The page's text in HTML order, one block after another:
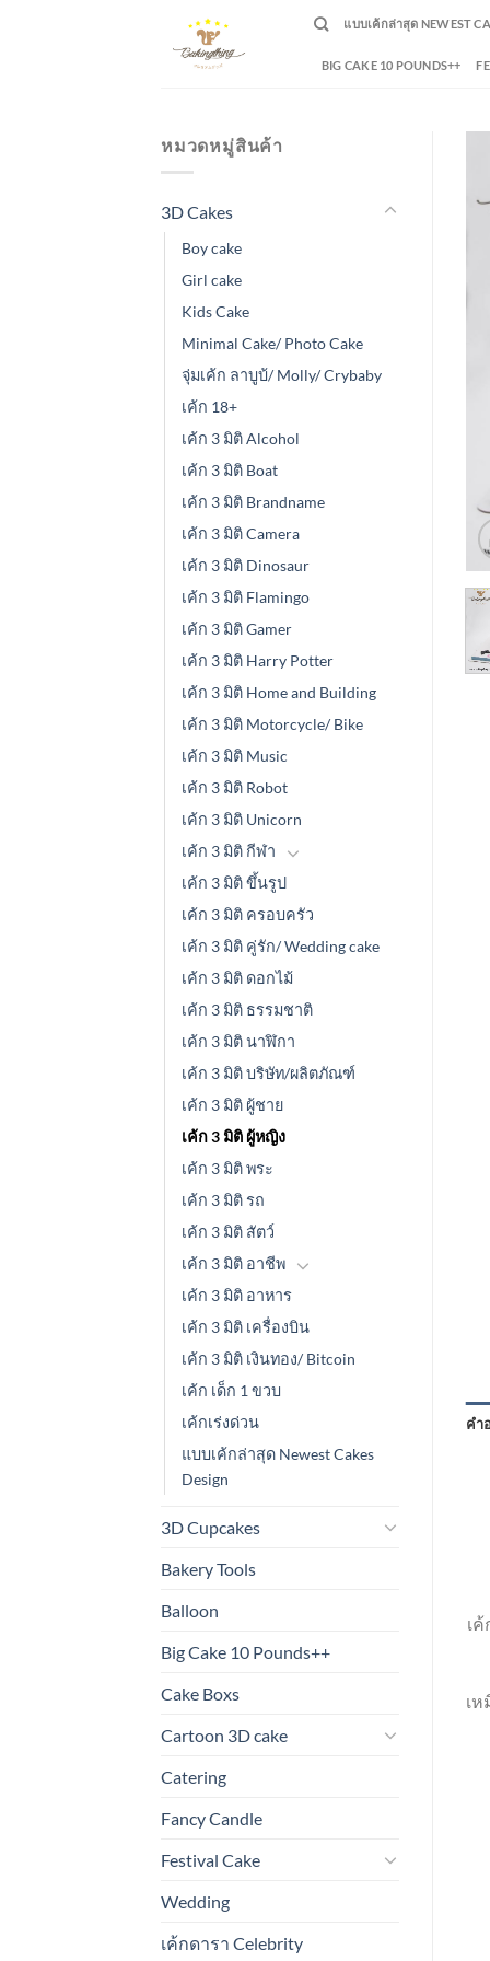
แบบเค้กล่าสุด NEWEST
BIG CAKE 10 POUNDS++
หมวดหมู่สินค้า
3D Cakes
Boy cake
Girl cake
Kids Cake
Minimal Cake/ Photo Cake
จุ่มเค้ก ลาบูบ้/ Molly/ Crybaby
เค้ก 18+
เค้ก 3 มิติ Alcohol
เค้ก 3 มิติ Boat
เค้ก 3 มิติ Brandname
เค้ก 3 มิติ Camera
เค้ก 3 มิติ Dinosaur
เค้ก 3 มิติ Flamingo
เค้ก 3 มิติ Gamer
เค้ก 3 มิติ Harry Potter
เค้ก 3 มิติ Home and Building
เค้ก 3 มิติ Motorcycle/ Bike
เค้ก 3 มิติ Music
เค้ก 3 มิติ Robot
เค้ก 3 มิติ Unicorn
เค้ก 3 มิติ กีฬา
เค้ก 3 มิติ ขึ้นรูป
เค้ก 3 มิติ ครอบครัว
เค้ก 3 มิติ คู่รัก/ Wedding cake
เค้ก 3 มิติ ดอกไม้
เค้ก 3 มิติ ธรรมชาติ
เค้ก 3 มิติ นาฬิกา
เค้ก 3 มิติ บริษัท/ผลิตภัณฑ์
เค้ก 3 มิติ ผู้ชาย
เค้ก 3 มิติ ผู้หญิง
เค้ก 3 มิติ พระ
เค้ก 3 มิติ รถ
เค้ก 3 มิติ สัตว์
เค้ก 3 มิติ อาชีพ
เค้ก 3 มิติ อาหาร
เค้ก 3 มิติ เครื่องบิน
เค้ก 3 มิติ เงินทอง/ Bitcoin
เค้ก เด็ก 1 ขวบ
เค้กเร่งด่วน
แบบเค้กล่าสุด Newest Cakes
Design
3D Cupcakes
Bakery Tools
Balloon
Big Cake 10 Pounds++
Cake Boxs
Cartoon 3D cake
Catering
Fancy Candle
Festival Cake
Wedding
เค้กดารา Celebrity
คำ
เ
เ